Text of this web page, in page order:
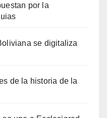
por la
se digitaliza
de la historia de la